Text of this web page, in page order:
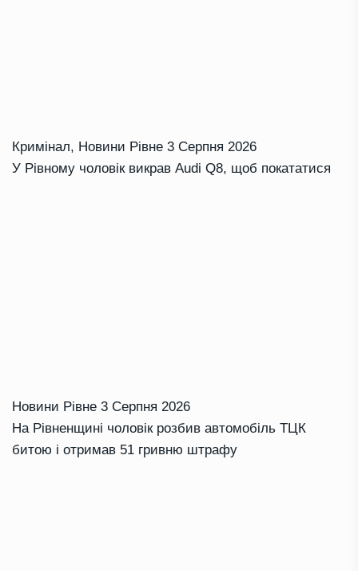
Кримінал, Новини Рівне 3 Серпня 2026
У Рівному чоловік викрав Audi Q8, щоб покататися
Новини Рівне 3 Серпня 2026
На Рівненщині чоловік розбив автомобіль ТЦК
битою і отримав 51 гривню штрафу